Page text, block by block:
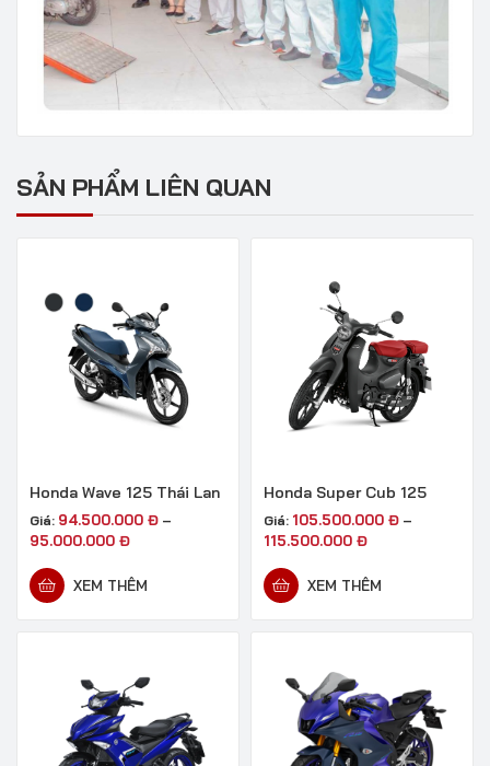
SẢN PHẨM LIÊN QUAN
Honda Wave 125 Thái Lan
Giá: 94.500.000 Đ –
95.000.000 Đ
XEM THÊM
Honda Super Cub 125
Giá: 105.500.000 Đ –
115.500.000 Đ
XEM THÊM